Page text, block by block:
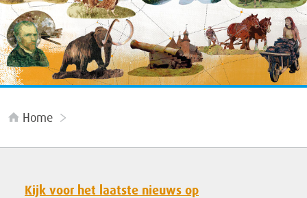
Home
Kijk voor het laatste nieuws op